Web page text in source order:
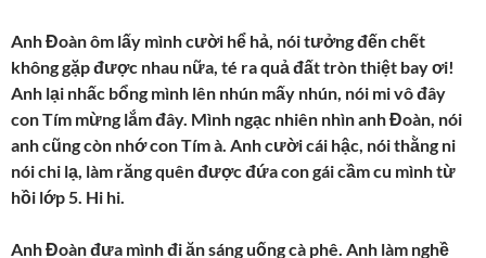
Anh Đoàn ôm lấy mình cười hể hả, nói tưởng đến chết
không gặp được nhau nữa, té ra quả đất tròn thiệt bay ơi!
Anh lại nhấc bổng mình lên nhún mấy nhún, nói mi vô đây
con Tím mừng lắm đây. Mình ngạc nhiên nhìn anh Đoàn, nói
anh cũng còn nhớ con Tím à. Anh cười cái hậc, nói thằng ni
nói chi lạ, làm răng quên được đứa con gái cầm cu mình từ
hồi lớp 5. Hi hi.
Anh Đoàn đưa mình đi ăn sáng uống cà phê. Anh làm nghề